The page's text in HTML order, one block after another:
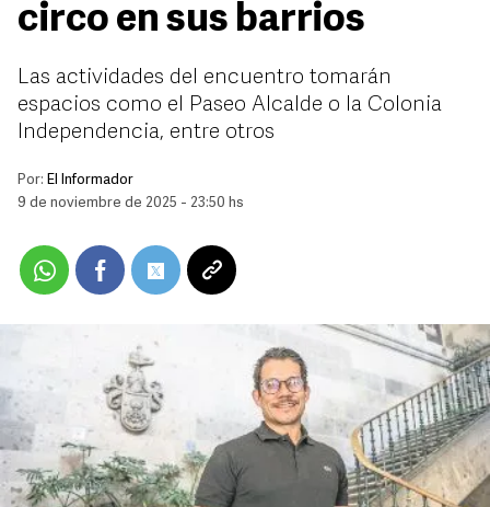
circo en sus barrios
Las actividades del encuentro tomarán
espacios como el Paseo Alcalde o la Colonia
Independencia, entre otros
Por: El Informador
9 de noviembre de 2025 - 23:50 hs